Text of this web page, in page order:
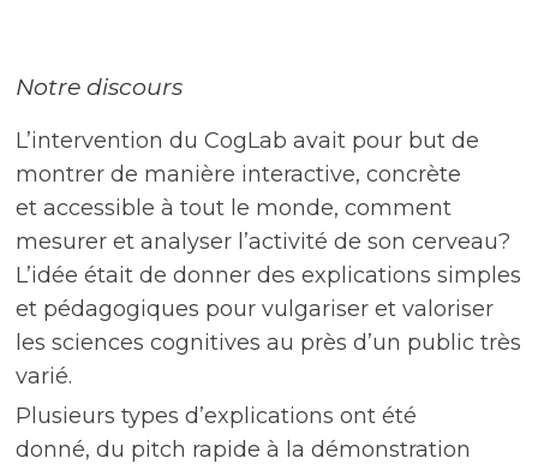
Notre discours
L’intervention du CogLab avait pour but de
montrer de manière interactive, concrète
et accessible à tout le monde, comment
mesurer et analyser l’activité de son cerveau?
L’idée était de donner des explications simples
et pédagogiques pour vulgariser et valoriser
les sciences cognitives au près d’un public très
varié.
Plusieurs types d’explications ont été
donné, du pitch rapide à la démonstration